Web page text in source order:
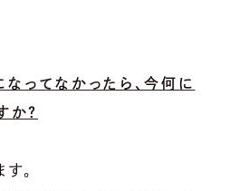
ってなかったら、今何に
か？
。